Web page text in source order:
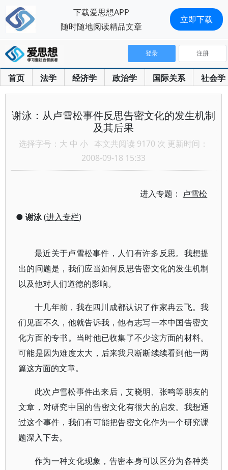
首页 法学 经济学 政治学 国际关系 社会学
登录 注册
谢泳：从卢雪松事件反思告密文化的发生机制
及其后果
选择字号： 大 中 小 本文共阅读 9170 次 更新时间：
2008-09-18 15:33
进入专题： 卢雪松
● 谢泳(进入专栏)
最近关于卢雪松事件，人们有许多反思。我想提
出的问题是，我们应当如何反思告密文化的发生机制
以及他对人们道德的影响。
十几年前，我在四川成都认识了作家冉云飞。我
们见面不久，他就告诉我，他有志写一本中国告密文
化方面的专书。当时他已收集了不少这方面的材料。
可能是因为难度太大，后来我只断断续续看到他一两
篇这方面的文章。
此次卢雪松事件出来后，艾晓明、张鸣等朋友的
文章，对研究中国的告密文化有很大的启发。我想通
过这个事件，我们有可能把告密文化作为一个研究课
题深入下去。
作为一种文化现象，告密本身可以区分为各种类
下载爱思想APP
随时随地阅读精品文章
立即下载